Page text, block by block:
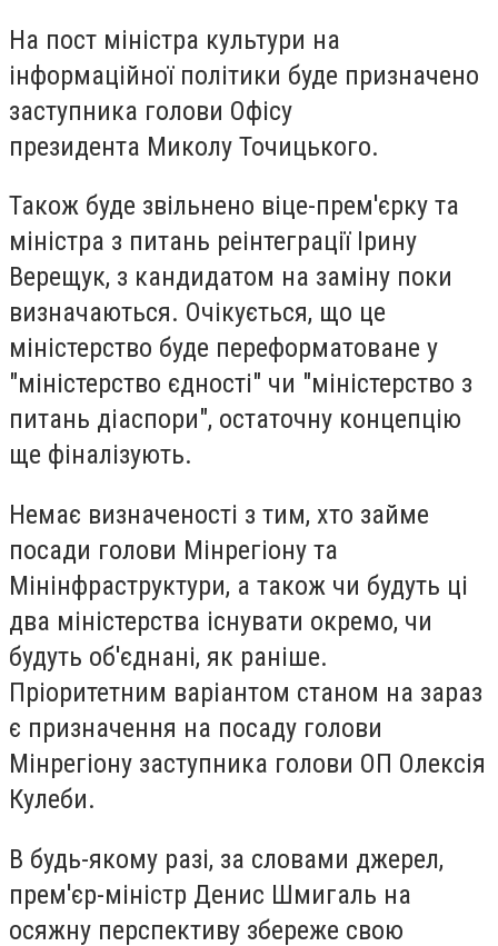
На пост міністра культури на
інформаційної політики буде призначено
заступника голови Офісу
президента Миколу Точицького.
Також буде звільнено віце-прем'єрку та
міністра з питань реінтеграції Ірину
Верещук, з кандидатом на заміну поки
визначаються. Очікується, що це
міністерство буде переформатоване у
"міністерство єдності" чи "міністерство з
питань діаспори", остаточну концепцію
ще фіналізують.
Немає визначеності з тим, хто займе
посади голови Мінрегіону та
Мінінфраструктури, а також чи будуть ці
два міністерства існувати окремо, чи
будуть об'єднані, як раніше.
Пріоритетним варіантом станом на зараз
є призначення на посаду голови
Мінрегіону заступника голови ОП Олексія
Кулеби.
В будь-якому разі, за словами джерел,
прем'єр-міністр Денис Шмигаль на
осяжну перспективу збереже свою